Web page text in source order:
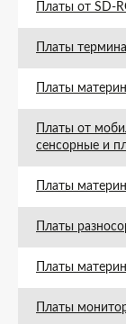
Платы от SD-
Платы
Платы
Платы от
сенсорные и
Платы
Платы
Платы
Платы